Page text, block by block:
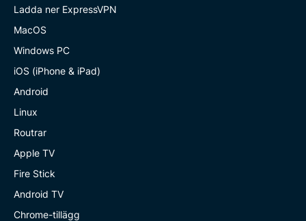
Ladda ner ExpressVPN
MacOS
Windows PC
iOS (iPhone & iPad)
Android
Linux
Routrar
Apple TV
Fire Stick
Android TV
Chrome-tillägg